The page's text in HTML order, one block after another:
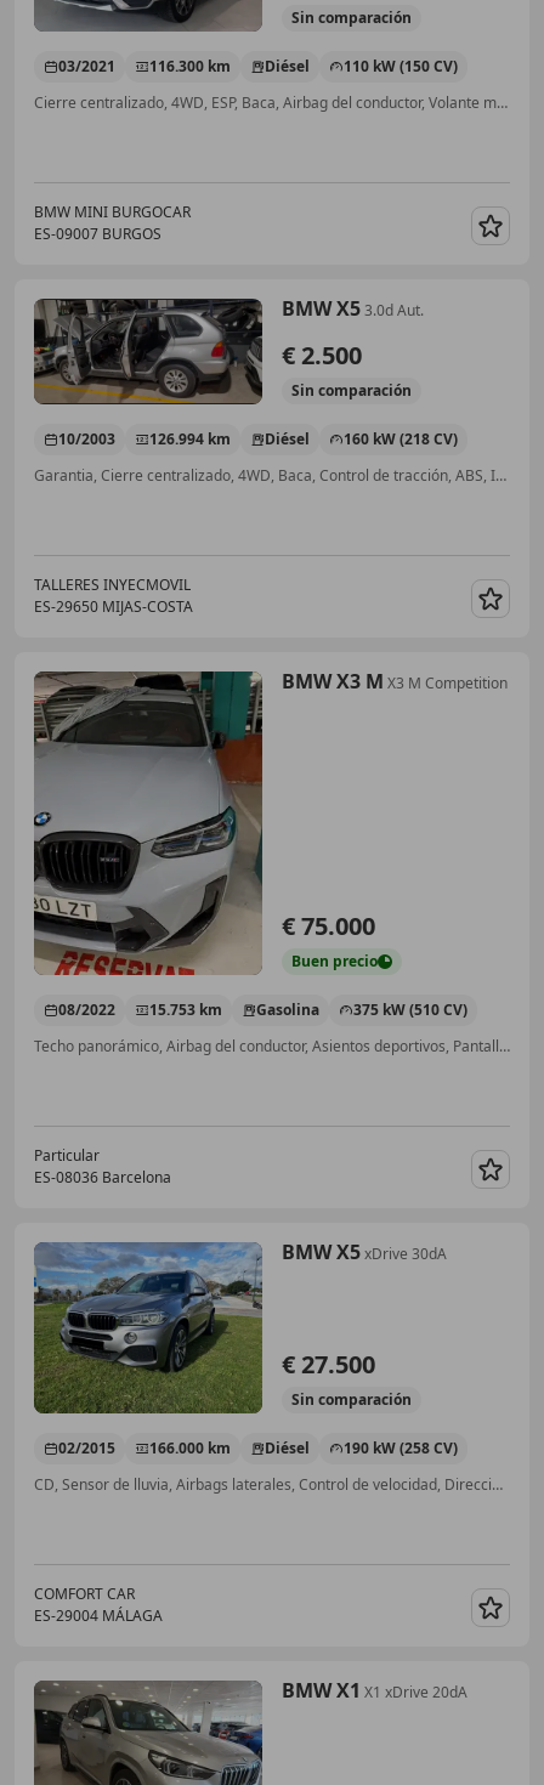
Sin comparación
03/2021 116.300 km Diésel
110 kW (150 CV)
Cierre centralizado, 4WD, ESP, Baca, Airbag del conductor, Volante multifunción
BMW MINI BURGOCAR
ES-09007 BURGOS
BMW X53.0d Aut.
€ 2.500
Sin comparación
10/2003 126.994 km Diésel
160 kW (218 CV)
Garantia, Cierre centralizado, 4WD, Baca, Control de tracción, ABS, Isofix, ESP
TALLERES INYECMOVIL
ES-29650 MIJAS-COSTA
BMW X3 M X3 M Competition
€ 75.000
Buen precio
08/2022 15.753 km Gasolina
375 kW (510 CV)
Techo panorámico, Airbag del conductor, Asientos deportivos, Pantalla frontal, ESP, Libro de mantenimiento, Vehículo de no fumador, Cámara de aparcamiento
Particular
ES-08036 Barcelona
BMW X5xDrive 30dA
€ 27.500
Sin comparación
02/2015 166.000 km Diésel
190 kW (258 CV)
CD, Sensor de lluvia, Airbags laterales, Control de velocidad, Dirección asistida, Baca, Cierre centralizado, ABS
COMFORT CAR
ES-29004 MÁLAGA
BMW X1 X1 xDrive 20dA